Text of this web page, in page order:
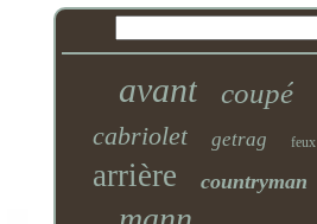
avant coupé
cabriolet getrag feux
arrière countryman